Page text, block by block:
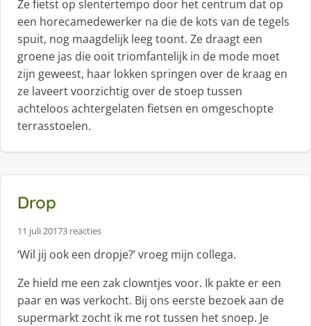
Ze fietst op slentertempo door het centrum dat op
een horecamedewerker na die de kots van de tegels
spuit, nog maagdelijk leeg toont. Ze draagt een
groene jas die ooit triomfantelijk in de mode moet
zijn geweest, haar lokken springen over de kraag en
ze laveert voorzichtig over de stoep tussen
achteloos achtergelaten fietsen en omgeschopte
terrasstoelen.
Drop
11 juli 20173 reacties
‘Wil jij ook een dropje?’ vroeg mijn collega.
Ze hield me een zak clowntjes voor. Ik pakte er een
paar en was verkocht. Bij ons eerste bezoek aan de
supermarkt zocht ik me rot tussen het snoep. Je